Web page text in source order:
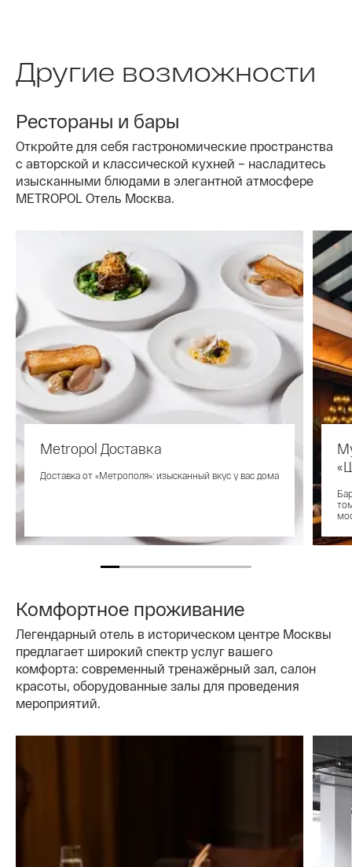
Другие возможности
Рестораны и бары
Откройте для себя гастрономические пространства
с авторской и классической кухней – насладитесь
изысканными блюдами в элегантной атмосфере
METROPOL Отель Москва.
Metropol Доставка
Доставка от «Метрополя»: изысканный вкус у вас дома
Комфортное проживание
Легендарный отель в историческом центре Москвы
предлагает широкий спектр услуг вашего
комфорта: современный тренажёрный зал, салон
красоты, оборудованные залы для проведения
мероприятий.